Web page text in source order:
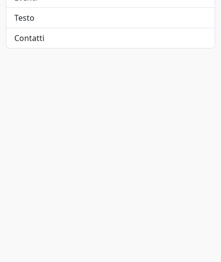
Funk
Funk metal
Hard rock
1951
1952
1953
Testo
Contatti